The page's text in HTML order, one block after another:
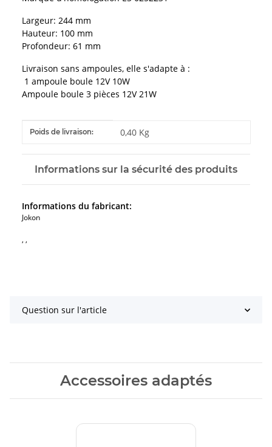
Largeur: 244 mm
Hauteur: 100 mm
Profondeur: 61 mm
Livraison sans ampoules, elle s'adapte à :
1 ampoule boule 12V 10W
Ampoule boule 3 pièces 12V 21W
#productDetails.itemInformation#
#productDetails.itemValue#
Poids de livraison: 0,40 Kg
Informations sur la sécurité des produits
Informations du fabricant:
Jokon
, ,
Question sur l'article
Accessoires adaptés